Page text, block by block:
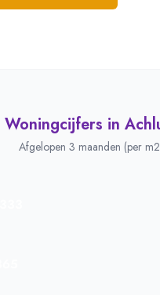
Woningcijfers in
Afgelopen 3 maanden (per